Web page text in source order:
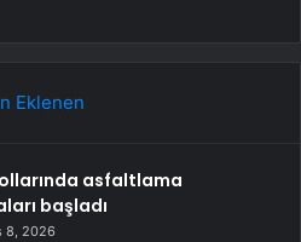
Eklenen
asfaltlama
başladı
8, 2026